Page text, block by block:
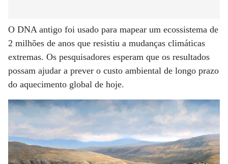
O DNA antigo foi usado para mapear um ecossistema de
2 milhões de anos que resistiu a mudanças climáticas
extremas. Os pesquisadores esperam que os resultados
possam ajudar a prever o custo ambiental de longo prazo
do aquecimento global de hoje.